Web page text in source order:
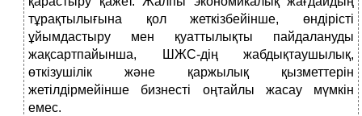
тұрақтылығына қол жеткізбейінше, өндірісті
ұйымдастыру мен қуаттылықты пайдалануды
жақсартпайынша, ШЖС-дің жабдықтаушылық,
өткізушілік және қаржылық қызметтерін
жетілдірмейінше бизнесті оңтайлы жасау мүмкін
емес.